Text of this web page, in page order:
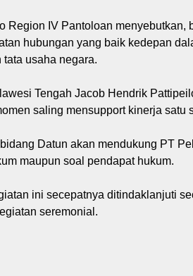
Region IV Pantoloan menyebutkan,
hubungan yang baik kedepan
usaha negara.
Tengah Jacob Hendrik
saling mensupport kinerja satu
Datun akan mendukung PT
maupun soal pendapat hukum.
ini secepatnya ditindaklanjuti
seremonial.